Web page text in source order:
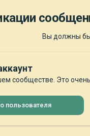
Вы должны
сообществе. Это
пользователя